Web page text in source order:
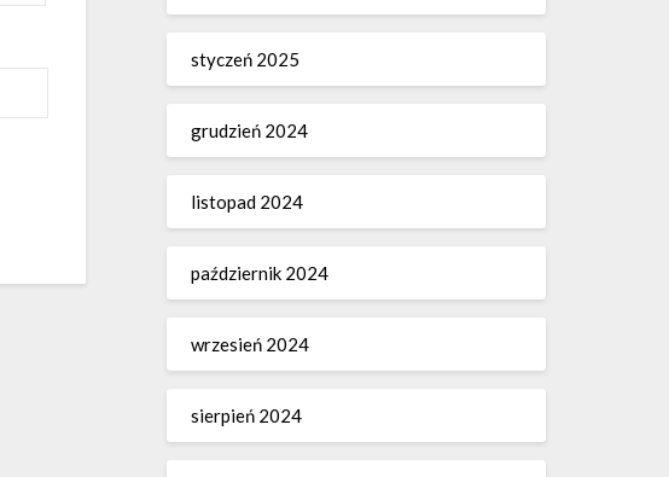
styczeń 2025
grudzień 2024
listopad 2024
październik 2024
wrzesień 2024
sierpień 2024